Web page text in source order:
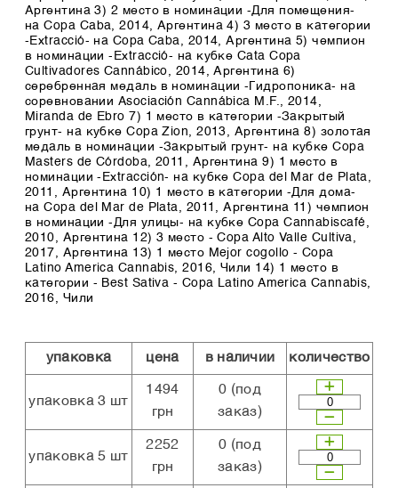
Аргентина 3) 2 место в номинации -Для помещения-
на Copa Caba, 2014, Аргентина 4) 3 место в категории
-Extracció- на Copa Caba, 2014, Аргентина 5) чемпион
в номинации -Extracció- на кубке Cata Copa
Cultivadores Cannábico, 2014, Аргентина 6)
серебренная медаль в номинации -Гидропоника- на
соревновании Asociación Cannábica M.F., 2014,
Miranda de Ebro 7) 1 место в категории -Закрытый
грунт- на кубке Copa Zion, 2013, Аргентина 8) золотая
медаль в номинации -Закрытый грунт- на кубке Copa
Masters de Córdoba, 2011, Аргентина 9) 1 место в
номинации -Extracción- на кубке Copa del Mar de Plata,
2011, Аргентина 10) 1 место в категории -Для дома-
на Copa del Mar de Plata, 2011, Аргентина 11) чемпион
в номинации -Для улицы- на кубке Copa Cannabiscafé,
2010, Аргентина 12) 3 место - Copa Alto Valle Cultiva,
2017, Аргентина 13) 1 место Mejor cogollo - Copa
Latino America Cannabis, 2016, Чили 14) 1 место в
категории - Best Sativa - Copa Latino America Cannabis,
2016, Чили
упаковка цена в наличии количество
упаковка 3 шт
1494
грн
0 (под
заказ)
упаковка 5 шт
2252
грн
0 (под
заказ)